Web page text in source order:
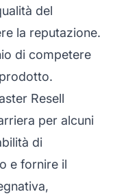
del
la reputazione.
di competere
Resell
per alcuni
di
e fornire il